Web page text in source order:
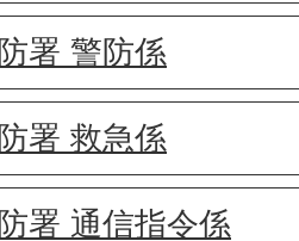
署 警防係
署 救急係
署 通信指令係